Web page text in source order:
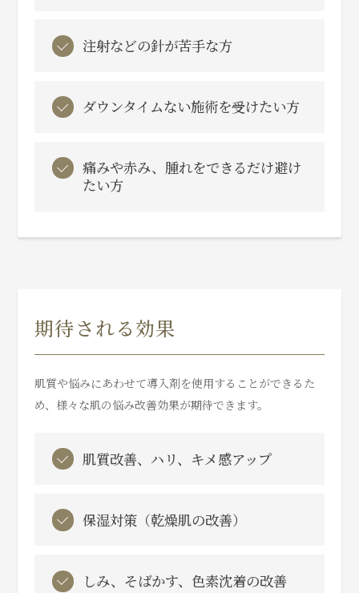
注射などの針が苦手な方
ダウンタイムない施術を受けたい方
痛みや赤み、腫れをできるだけ避け
たい方
期待される効果
肌質や悩みにあわせて導入剤を使用することができるた
め、様々な肌の悩み改善効果が期待できます。
肌質改善、ハリ、キメ感アップ
保湿対策（乾燥肌の改善）
しみ、そばかす、色素沈着の改善